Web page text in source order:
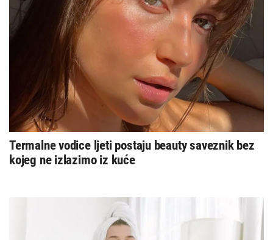
Termalne vodice ljeti postaju beauty saveznik bez
kojeg ne izlazimo iz kuće